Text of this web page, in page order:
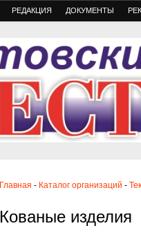
РЕДАКЦИЯ ДОКУМЕНТЫ
Главная - Каталог организаций -
Кованые изделия